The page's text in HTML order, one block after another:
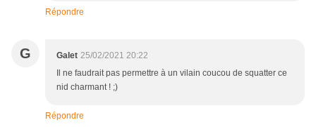
Répondre
G Galet 25/02/2021 20:22
Il ne faudrait pas permettre à un vilain coucou de squatter ce
nid charmant ! ;)
Répondre